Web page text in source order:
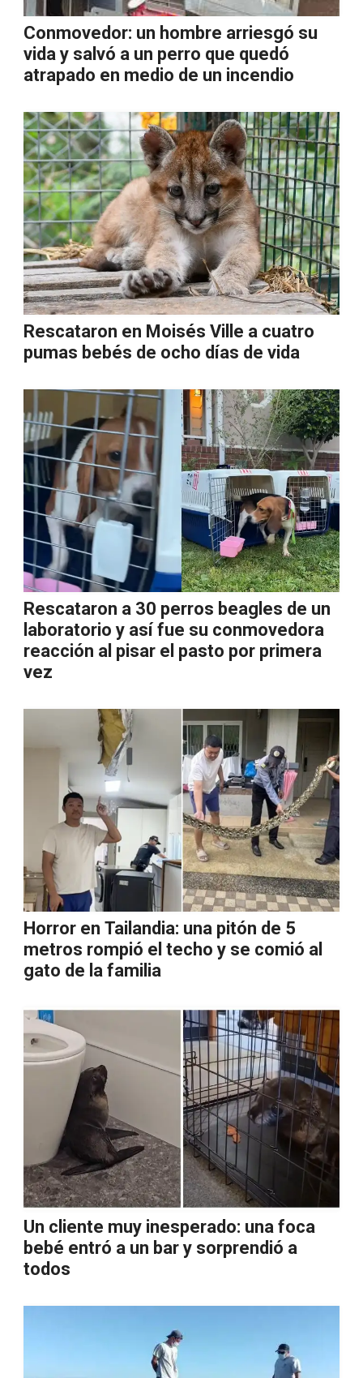
Conmovedor: un hombre arriesgó su
vida y salvó a un perro que quedó
atrapado en medio de un incendio
Rescataron en Moisés Ville a cuatro
pumas bebés de ocho días de vida
Rescataron a 30 perros beagles de un
laboratorio y así fue su conmovedora
reacción al pisar el pasto por primera
vez
Horror en Tailandia: una pitón de 5
metros rompió el techo y se comió al
gato de la familia
Un cliente muy inesperado: una foca
bebé entró a un bar y sorprendió a
todos